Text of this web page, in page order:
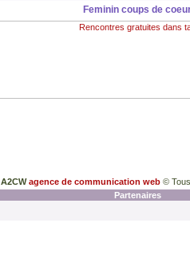
Feminin coups de
A2CWagence de communication web ©
Partenaires